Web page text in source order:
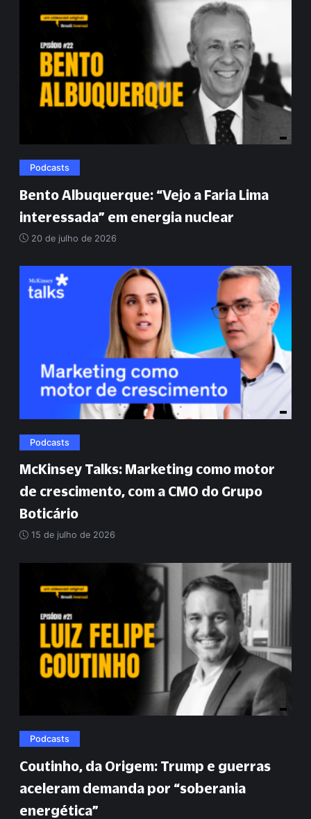
Podcasts
Bento Albuquerque: “Vejo a Faria Lima
interessada” em energia nuclear
20 de julho de 2026
Podcasts
McKinsey Talks: Marketing como motor
de crescimento, com a CMO do Grupo
Boticário
15 de julho de 2026
Podcasts
Coutinho, da Origem: Trump e guerras
aceleram demanda por “soberania
energética”